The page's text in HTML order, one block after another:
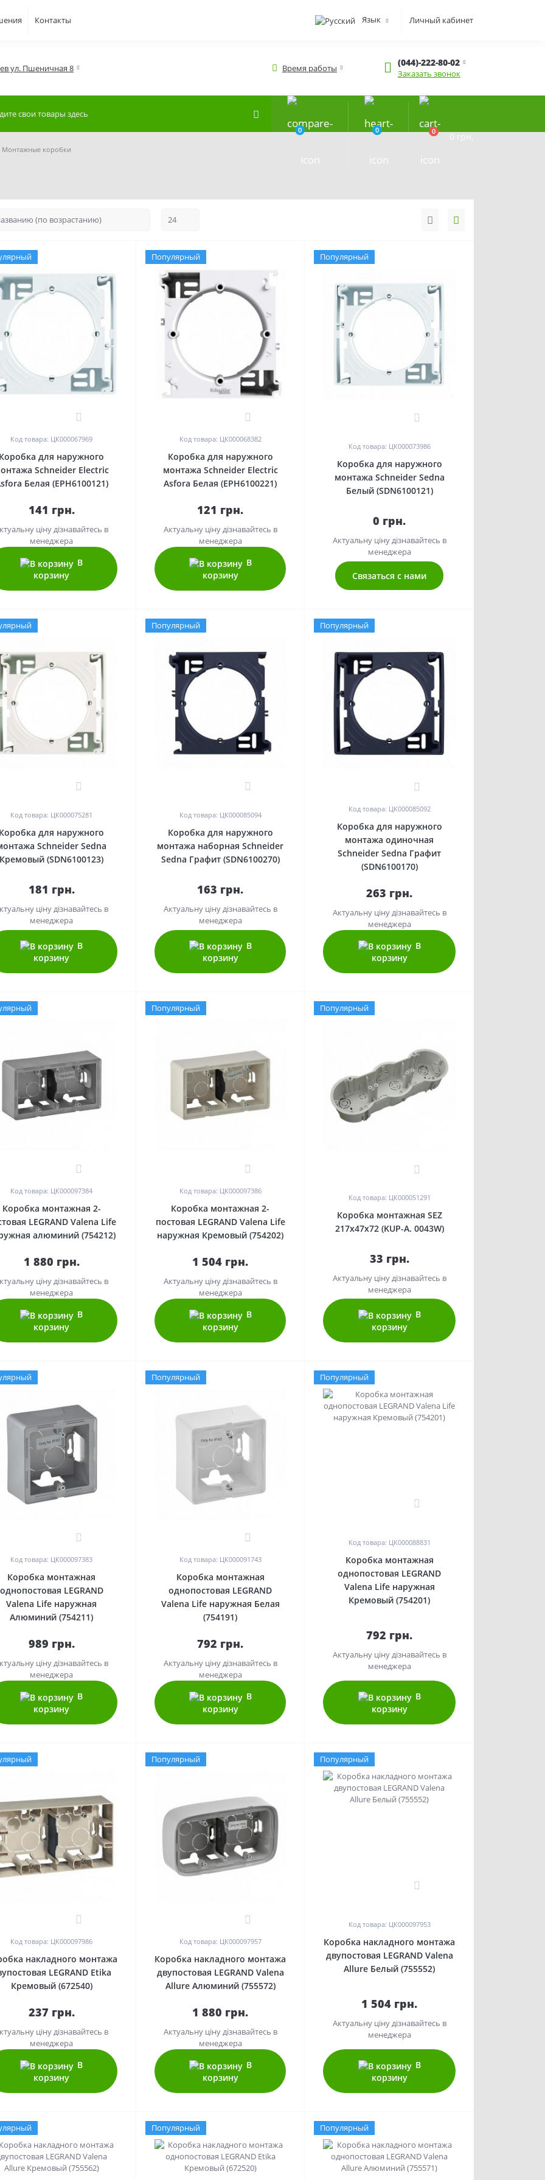
Контакты Язык Личный кабинет
ул. Пшеничная 8 Время работы (044)-222-80-02
Заказать звонок
0 0 0 0 грн.
Монтажные коробки
Код товара: ЦК000067969
для наружного
Schneider Electric
Белая (EPH6100121)
141 грн.
ціну дізнавайтесь в
менеджера
В
корзину
Популярный
Код товара: ЦК000068382
Коробка для наружного
монтажа Schneider Electric
Asfora Белая (EPH6100221)
121 грн.
Актуальну ціну дізнавайтесь в
менеджера
В
корзину
Популярный
Код товара: ЦК000073986
Коробка для наружного
монтажа Schneider Sedna
Белый (SDN6100121)
0 грн.
Актуальну ціну дізнавайтесь в
менеджера
Связаться с нами
0
Код товара: ЦК000075281
для наружного
Schneider Sedna
Кремовый (SDN6100123)
181 грн.
ціну дізнавайтесь в
менеджера
В
корзину
Популярный
0
Код товара: ЦК000085094
Коробка для наружного
монтажа наборная Schneider
Sedna Графит (SDN6100270)
163 грн.
Актуальну ціну дізнавайтесь в
менеджера
В
корзину
Популярный
0
Код товара: ЦК000085092
Коробка для наружного
монтажа одиночная
Schneider Sedna Графит
(SDN6100170)
263 грн.
Актуальну ціну дізнавайтесь в
менеджера
В
корзину
Код товара: ЦК000097384
Коробка монтажная 2-
LEGRAND Valena Life
алюминий (754212)
1 880 грн.
ціну дізнавайтесь в
менеджера
В
корзину
Популярный
Код товара: ЦК000097386
Коробка монтажная 2-
постовая LEGRAND Valena Life
наружная Кремовый (754202)
1 504 грн.
Актуальну ціну дізнавайтесь в
менеджера
В
корзину
Популярный
Код товара: ЦК000051291
Коробка монтажная SEZ
217х47х72 (KUP-А. 0043W)
33 грн.
Актуальну ціну дізнавайтесь в
менеджера
В
корзину
Код товара: ЦК000097383
Коробка монтажная
однопостовая LEGRAND
Valena Life наружная
Алюминий (754211)
989 грн.
ціну дізнавайтесь в
менеджера
В
корзину
Популярный
Код товара: ЦК000091743
Коробка монтажная
однопостовая LEGRAND
Valena Life наружная Белая
(754191)
792 грн.
Актуальну ціну дізнавайтесь в
менеджера
В
корзину
Популярный
0
Код товара: ЦК000088831
Коробка монтажная
однопостовая LEGRAND
Valena Life наружная
Кремовый (754201)
792 грн.
Актуальну ціну дізнавайтесь в
менеджера
В
корзину
Код товара: ЦК000097986
накладного монтажа
LEGRAND Etika
Кремовый (672540)
237 грн.
ціну дізнавайтесь в
менеджера
В
корзину
Популярный
Код товара: ЦК000097957
Коробка накладного монтажа
двупостовая LEGRAND Valena
Allure Алюминий (755572)
1 880 грн.
Актуальну ціну дізнавайтесь в
менеджера
В
корзину
Популярный
0
Код товара: ЦК000097953
Коробка накладного монтажа
двупостовая LEGRAND Valena
Allure Белый (755552)
1 504 грн.
Актуальну ціну дізнавайтесь в
менеджера
В
корзину
Популярный Популярный